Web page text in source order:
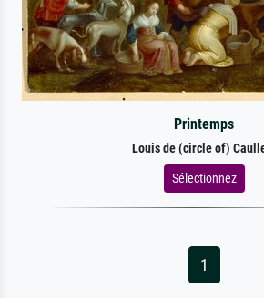
Printemps
Louis de (circle of)
Sélectionnez
1